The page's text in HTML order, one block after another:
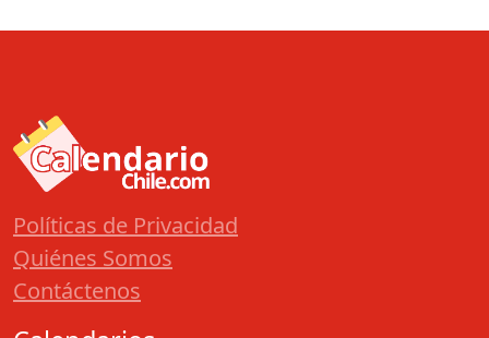
Políticas de Privacidad
Quiénes Somos
Contáctenos